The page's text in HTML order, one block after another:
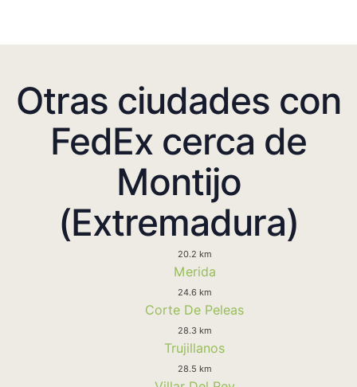
Otras ciudades con
FedEx cerca de
Montijo
(Extremadura)
20.2 km
Merida
24.6 km
Corte De Peleas
28.3 km
Trujillanos
28.5 km